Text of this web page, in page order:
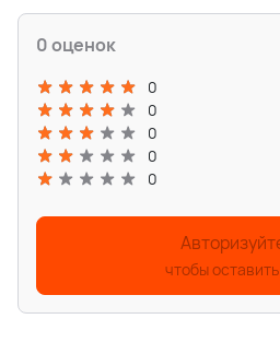
0 оценок
0
0
0
0
0
чтобы